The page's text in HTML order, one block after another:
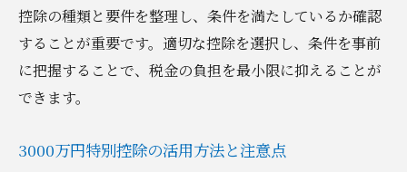
控除の種類と要件を整理し、条件を満たしているか確認
することが重要です。適切な控除を選択し、条件を事前
に把握することで、税金の負担を最小限に抑えることが
できます。
3000万円特別控除の活用方法と注意点